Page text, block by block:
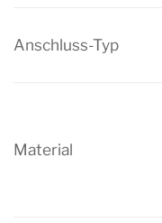
Anschluss-Typ
Material